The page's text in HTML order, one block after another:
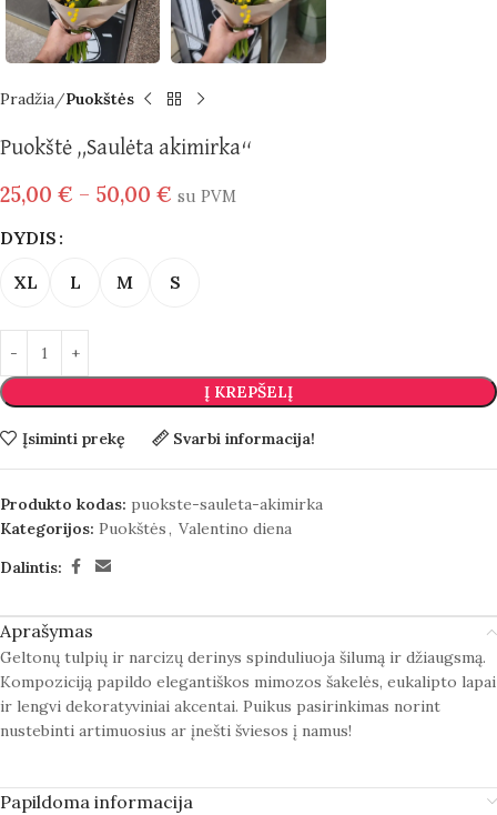
Pradžia Puokštės
Puokštė „Saulėta akimirka“
25,00 € – 50,00 € su PVM
DYDIS
XL L M S
Į KREPŠELĮ
Įsiminti prekę Svarbi informacija!
Produkto kodas: puokste-sauleta-akimirka
Kategorijos: Puokštės, Valentino diena
Dalintis:
Aprašymas
Geltonų tulpių ir narcizų derinys spinduliuoja šilumą ir džiaugsmą.
Kompoziciją papildo elegantiškos mimozos šakelės, eukalipto lapai
ir lengvi dekoratyviniai akcentai. Puikus pasirinkimas norint
nustebinti artimuosius ar įnešti šviesos į namus!
Papildoma informacija